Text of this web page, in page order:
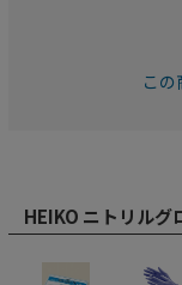
こ
HEIKO ニトリルグ